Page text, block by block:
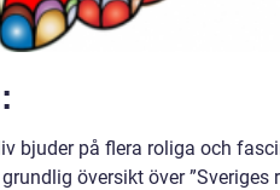
bjuder på flera roliga och
översikt över